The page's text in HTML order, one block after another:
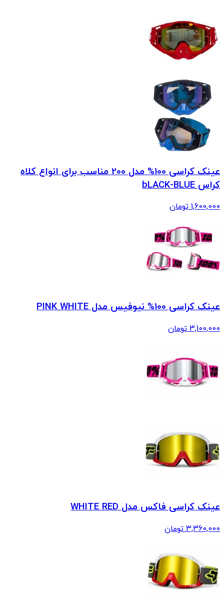
عینک کراسی 100% مدل 200 مناسب برای انواع کلاه
کراس bLACK-BLUE
1,600,000 تومان
عینک کراسی 100% نیوفیس مدل PINK WHITE
3,100,000 تومان
عینک کراسی فاکس مدل WHITE RED
3,360,000 تومان